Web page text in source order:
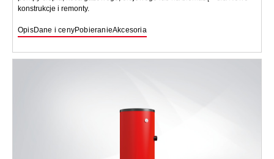
konstrukcje i remonty.
OpisDane i cenyPobieranieAkcesoria